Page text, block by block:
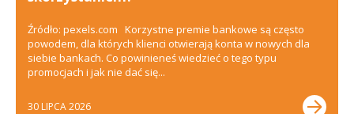
Źródło: pexels.com Korzystne premie bankowe są często
powodem, dla których klienci otwierają konta w nowych dla
siebie bankach. Co powinieneś wiedzieć o tego typu
promocjach i jak nie dać się...
30 LIPCA 2026